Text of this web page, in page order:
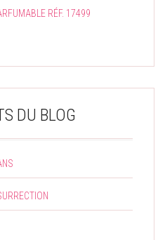
RÉF. 17499
DU BLOG